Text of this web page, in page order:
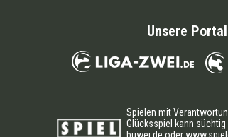
Unsere
Spielen mit
Glücksspiel kann